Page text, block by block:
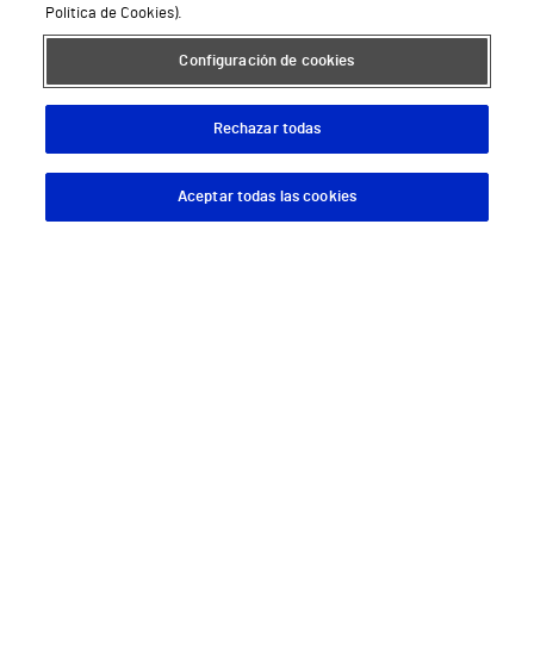
Hospital Vithas Vitoria
Hospital Vithas Xanit Internacional (Benalmádena)
Sobre Vithas
Descargar App
Política de Cookies).
Configuración de cookies
Rechazar todas
Aceptar todas las cookies